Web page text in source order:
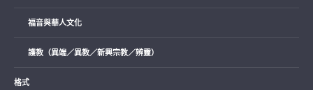
福音與華人文化
護教（異端／異教／新興宗教／辨靈）
格式